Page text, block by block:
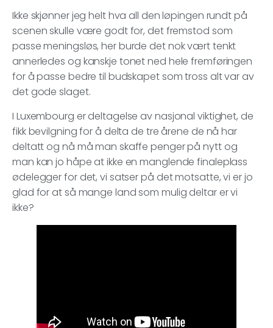
Ikke skjønner jeg helt hva all den løpingen rundt på
scenen skulle være godt for, det fremstod som
passe meningsløs, her burde det nok vært tenkt
annerledes og kanskje tonet ned hele fremføringen
for å passe bedre til budskapet som tross alt var av
det gode slaget.
I Luxembourg er deltagelse av nasjonal viktighet, de
fikk bevilgning for å delta de tre årene de nå har
deltatt og nå må man skaffe penger på nytt og
man kan jo håpe at ikke en manglende finaleplass
ødelegger for det, vi satser på det motsatte, vi er jo
glad for at så mange land som mulig deltar er vi
ikke?